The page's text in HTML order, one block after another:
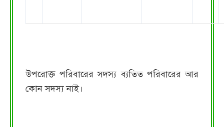
উপরোক্ত পরিবারের সদস্য ব্যতিত পরিবারের আর
কোন সদস্য নাই।